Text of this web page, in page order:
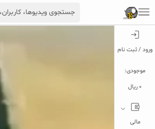
ورود / ثبت نام
موجودی:
0 ریال
مالی